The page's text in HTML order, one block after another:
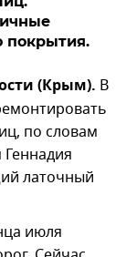
покрытия.
(Крым). В
по словам
латочный
июля